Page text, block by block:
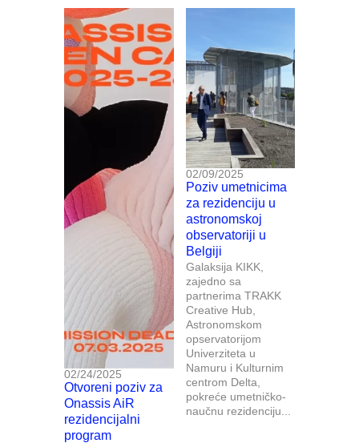
02/24/2025
Otvoreni poziv za
Onassis AiR
rezidencijalni
program
02/09/2025
Poziv umetnicima
za rezidenciju u
astronomskoj
observatoriji u
Belgiji
Galaksija KIKK,
zajedno sa
partnerima TRAKK
Creative Hub,
Astronomskom
opservatorijom
Univerziteta u
Namuru i Kulturnim
centrom Delta,
pokreće umetničko-
naučnu rezidenciju...